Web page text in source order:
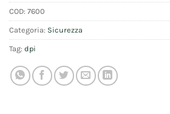
COD: 7600
Categoria: Sicurezza
Tag: dpi